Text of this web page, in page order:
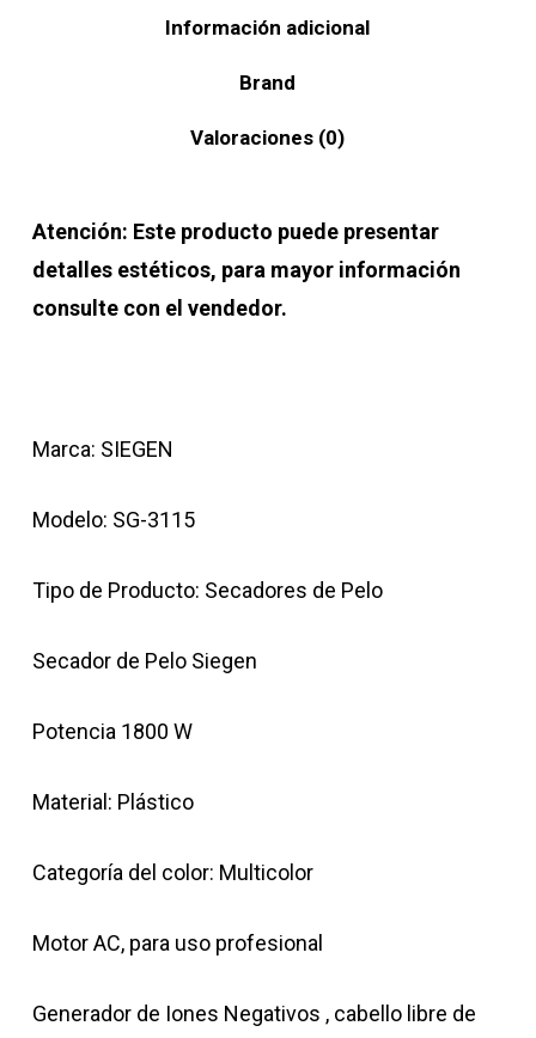
Información adicional
Brand
Valoraciones (0)
Atención: Este producto puede presentar
detalles estéticos, para mayor información
consulte con el vendedor.
Marca: SIEGEN
Modelo: SG-3115
Tipo de Producto: Secadores de Pelo
Secador de Pelo Siegen
Potencia 1800 W
Material: Plástico
Categoría del color: Multicolor
Motor AC, para uso profesional
Generador de Iones Negativos , cabello libre de